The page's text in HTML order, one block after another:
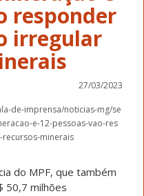
responder
irregular
27/03/2023
de-imprensa/noticias-mg/se
e-12-pessoas-vao-res
minerais
do MPF, que também
50,7 milhões